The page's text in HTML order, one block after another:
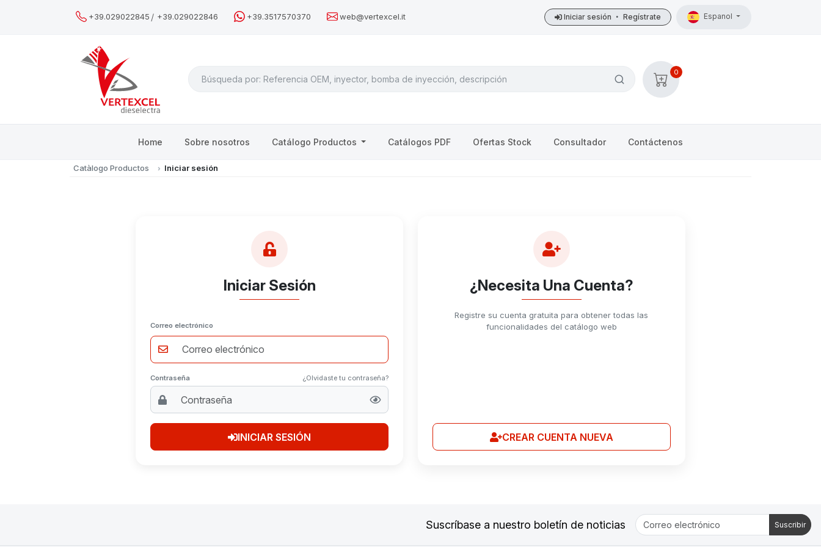
+39.029022845 / +39.029022846 +39.3517570370 web@vertexcel.it Iniciar sesión • Regístrate Espanol
0
Home Sobre nosotros Catálogo Productos Catálogos PDF Ofertas Stock Consultador Contáctenos
Catàlogo Productos Iniciar sesión
Iniciar Sesión
Correo electrónico
Contraseña ¿Olvidaste tu contraseña?
INICIAR SESIÓN
¿Necesita Una Cuenta?
Registre su cuenta gratuita para obtener todas las
funcionalidades del catálogo web
CREAR CUENTA NUEVA
Suscríbase a nuestro boletín de noticias Suscribir